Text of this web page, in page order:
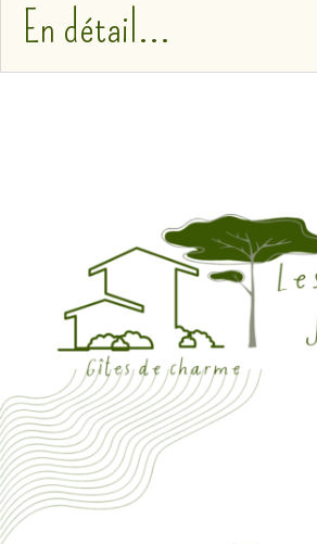
En détail...